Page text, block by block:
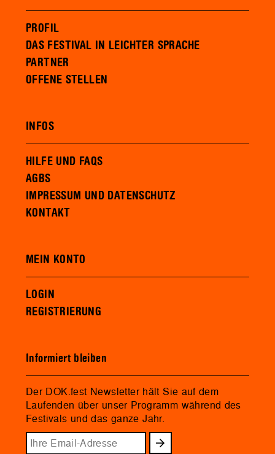
PROFIL
DAS FESTIVAL IN LEICHTER SPRACHE
PARTNER
OFFENE STELLEN
INFOS
HILFE UND FAQS
AGBS
IMPRESSUM UND DATENSCHUTZ
KONTAKT
MEIN KONTO
LOGIN
REGISTRIERUNG
Informiert bleiben
Der DOK.fest Newsletter hält Sie auf dem
Laufenden über unser Programm während des
Festivals und das ganze Jahr.